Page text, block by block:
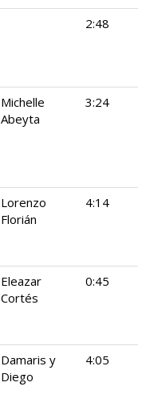
2:48
Michelle
Abeyta
3:24
Lorenzo
Florián
4:14
Eleazar
Cortés
0:45
Damaris y
Diego
4:05